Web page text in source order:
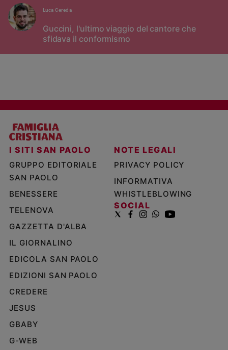
Guccini, l'ultimo viaggio del cantore che
sfidava il conformismo
Luca Cereda
I SITI SAN PAOLO
GRUPPO EDITORIALE
SAN PAOLO
BENESSERE
TELENOVA
GAZZETTA D'ALBA
IL GIORNALINO
EDICOLA SAN PAOLO
EDIZIONI SAN PAOLO
CREDERE
JESUS
GBABY
G-WEB
NOTE LEGALI
PRIVACY POLICY
INFORMATIVA
WHISTLEBLOWING
SOCIAL